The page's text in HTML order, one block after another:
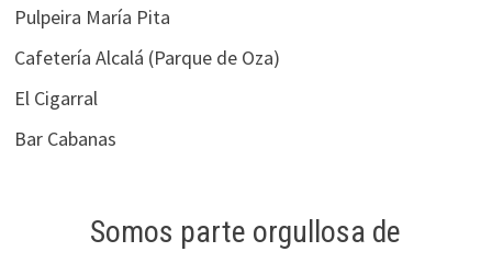
Pulpeira María Pita
Cafetería Alcalá (Parque de Oza)
El Cigarral
Bar Cabanas
Somos parte orgullosa de